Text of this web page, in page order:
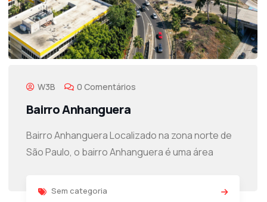
W3B 0 Comentários
Bairro Anhanguera
Bairro Anhanguera Localizado na zona norte de
São Paulo, o bairro Anhanguera é uma área
Sem categoria